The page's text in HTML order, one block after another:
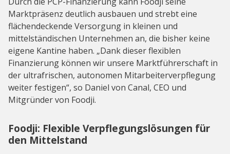
Marktpräsenz deutlich ausbauen und strebt eine
flächendeckende Versorgung in kleinen und
mittelständischen Unternehmen an, die bisher keine
eigene Kantine haben. „Dank dieser flexiblen
Finanzierung können wir unsere Marktführerschaft in
der ultrafrischen, autonomen Mitarbeiterverpflegung
weiter festigen“, so Daniel von Canal, CEO und
Mitgründer von Foodji.
Foodji: Flexible Verpflegungslösungen für
den Mittelstand